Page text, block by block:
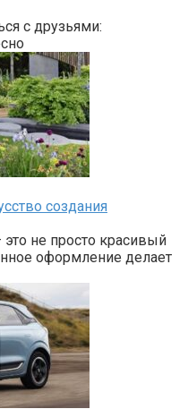
с друзьями:
создания
это не просто красивый
оформление делает